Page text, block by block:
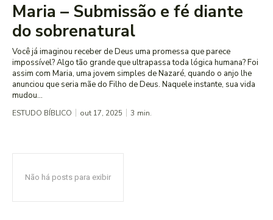
Maria – Submissão e fé diante
do sobrenatural
Você já imaginou receber de Deus uma promessa que parece
impossível? Algo tão grande que ultrapassa toda lógica humana? Foi
assim com Maria, uma jovem simples de Nazaré, quando o anjo lhe
anunciou que seria mãe do Filho de Deus. Naquele instante, sua vida
mudou...
ESTUDO BÍBLICO out 17, 2025 3 min.
Não há posts para exibir